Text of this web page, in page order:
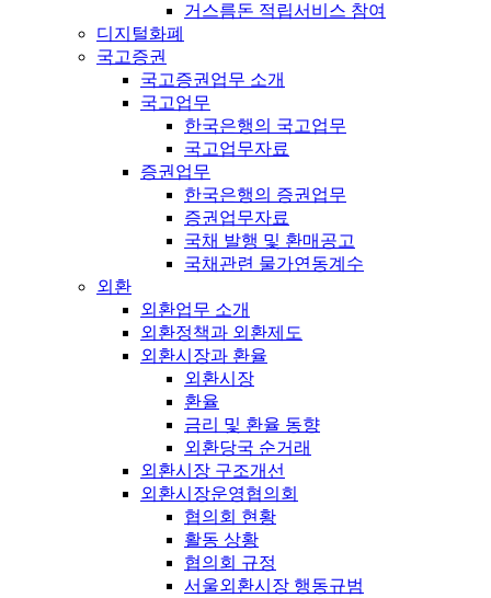
거스름돈 적립서비스 참여
디지털화폐
국고증권
국고증권업무 소개
국고업무
한국은행의 국고업무
국고업무자료
증권업무
한국은행의 증권업무
증권업무자료
국채 발행 및 환매공고
국채관련 물가연동계수
외환
외환업무 소개
외환정책과 외환제도
외환시장과 환율
외환시장
환율
금리 및 환율 동향
외환당국 순거래
외환시장 구조개선
외환시장운영협의회
협의회 현황
활동 상황
협의회 규정
서울외환시장 행동규범